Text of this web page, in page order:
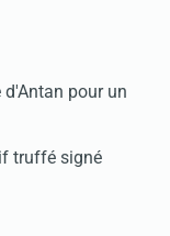
pour un
truffé signé